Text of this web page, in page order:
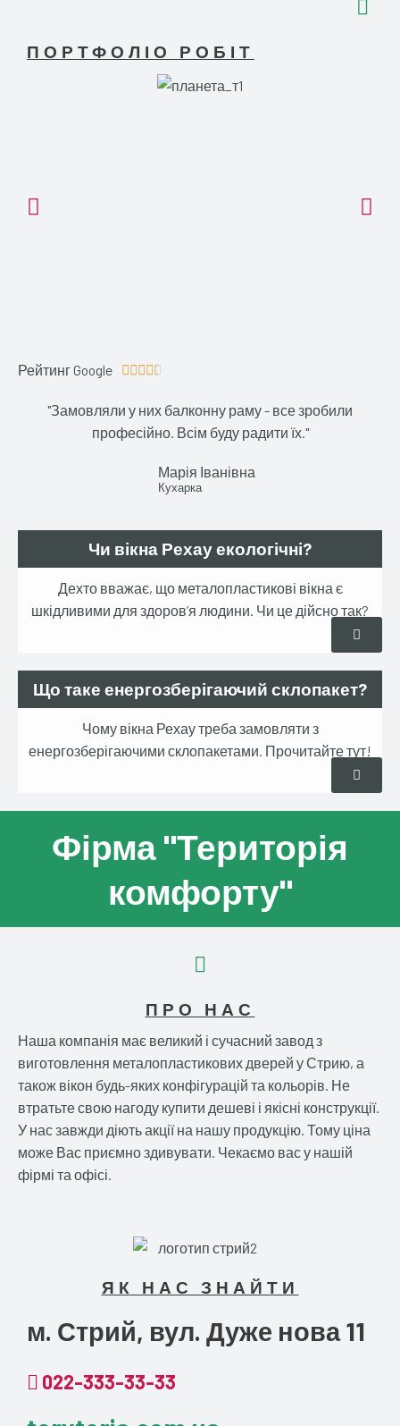
ПОРТФОЛІО РОБІТ
Рейтинг Google 
6
/
"Замовляли у них балконну раму - все зробили
професійно. Всім буду радити їх."
Марія Іванівна
Кухарка
Чи вікна Рехау екологічні?
Дехто вважає, що металопластикові вікна є
шкідливими для здоров’я людини. Чи це дійсно так?
Що таке енергозберігаючий склопакет?
Чому вікна Рехау треба замовляти з
енергозберігаючими склопакетами. Прочитайте тут!
Фірма "Територія
комфорту"
ПРО НАС
Наша компанія має великий і сучасний завод з
виготовлення металопластикових дверей у Стрию, а
також вікон будь-яких конфігурацій та кольорів. Не
втратьте свою нагоду купити дешеві і якісні конструкції.
У нас завжди діють акції на нашу продукцію. Тому ціна
може Вас приємно здивувати. Чекаємо вас у нашій
фірмі та офісі.
ЯК НАС ЗНАЙТИ
м. Стрий, вул. Дуже нова 11
022-333-33-33